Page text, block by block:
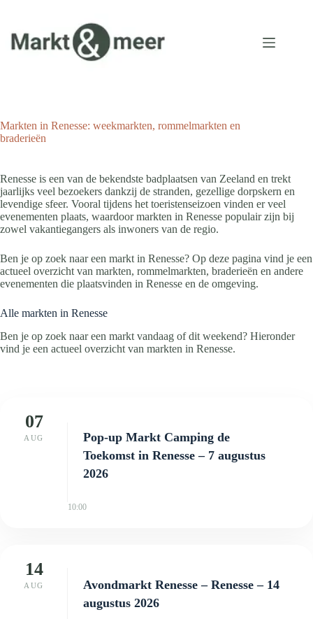
inhoud
Markten in Renesse: weekmarkten, rommelmarkten en
braderieën
Renesse is een van de bekendste badplaatsen van Zeeland en trekt
jaarlijks veel bezoekers dankzij de stranden, gezellige dorpskern en
levendige sfeer. Vooral tijdens het toeristenseizoen vinden er veel
evenementen plaats, waardoor markten in Renesse populair zijn bij
zowel vakantiegangers als inwoners van de regio.
Ben je op zoek naar een markt in Renesse? Op deze pagina vind je een
actueel overzicht van markten, rommelmarkten, braderieën en andere
evenementen die plaatsvinden in Renesse en de omgeving.
Alle markten in Renesse
Ben je op zoek naar een markt vandaag of dit weekend? Hieronder
vind je een actueel overzicht van markten in Renesse.
07
AUG
Pop-up Markt Camping de
Toekomst in Renesse – 7 augustus
2026
10:00
14
AUG
Avondmarkt Renesse – Renesse – 14
augustus 2026